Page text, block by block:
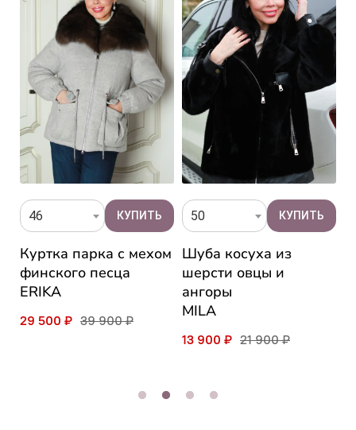
46
Куртка парка с мехом
финского песца
ERIKA
29 500 ₽ 39 900 ₽
50
Шуба косуха из
шерсти овцы и
ангоры
MILA
13 900 ₽ 21 900 ₽